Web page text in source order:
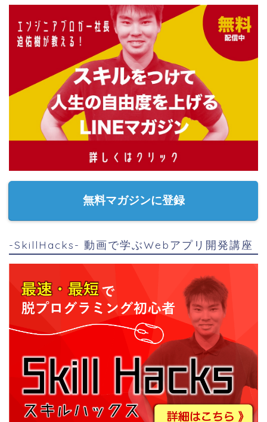
無料マガジンに登録
-SkillHacks- 動画で学ぶWebアプリ開発講座